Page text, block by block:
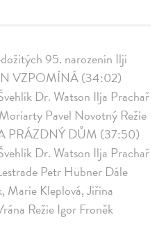
95. narozenin Ilji
VZPOMÍNÁ (34:02)
Dr. Watson Ilja Prachař
Pavel Novotný Režie
PRÁZDNÝ DŮM (37:50)
Dr. Watson Ilja Prachař
Petr Hübner Dále
Marie Kleplová, Jiřina
Režie Igor Froněk